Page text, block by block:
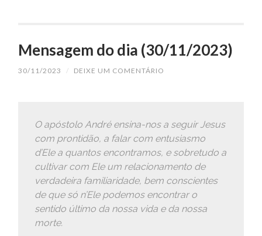
Mensagem do dia (30/11/2023)
30/11/2023 / DEIXE UM COMENTÁRIO
O apóstolo André ensina-nos a seguir Jesus
com prontidão, a falar com entusiasmo
d’Ele a quantos encontramos, e sobretudo a
cultivar com Ele um relacionamento de
verdadeira familiaridade, bem conscientes
de que só n’Ele podemos encontrar o
sentido último da nossa vida e da nossa
morte.